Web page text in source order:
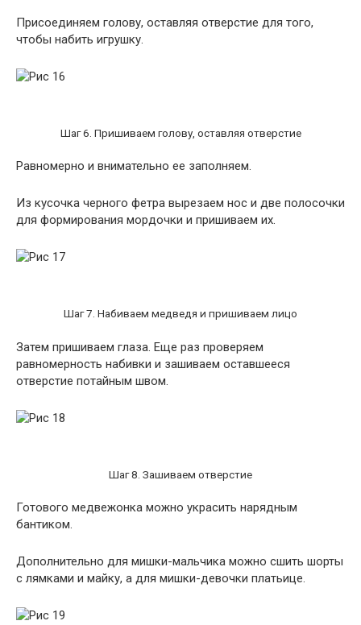
Присоединяем голову, оставляя отверстие для того,
чтобы набить игрушку.
Шаг 6. Пришиваем голову, оставляя отверстие
Равномерно и внимательно ее заполняем.
Из кусочка черного фетра вырезаем нос и две полосочки
для формирования мордочки и пришиваем их.
Шаг 7. Набиваем медведя и пришиваем лицо
Затем пришиваем глаза. Еще раз проверяем
равномерность набивки и зашиваем оставшееся
отверстие потайным швом.
Шаг 8. Зашиваем отверстие
Готового медвежонка можно украсить нарядным
бантиком.
Дополнительно для мишки-мальчика можно сшить шорты
с лямками и майку, а для мишки-девочки платьице.